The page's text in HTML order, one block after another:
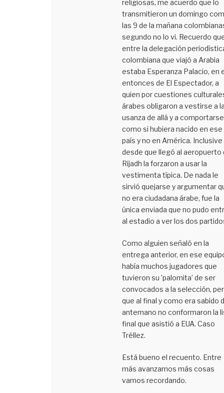
religiosas, me acuerdo que lo
transmitieron un domingo
las 9 de la mañana
segundo no lo vi. Recuerdo
entre la delegación
colombiana que viajó a Arabia
estaba Esperanza Palacio, en
entonces de El Espectador, a
quien por cuestiones
árabes obligaron a vestirse a
usanza de allá y a comportarse
como si hubiera nacido en ese
país y no en América. Inclusive
desde que llegó al aeropuerto
Rijadh la forzaron a usar la
vestimenta típica. De nada le
sirvió quejarse y argumentar
no era ciudadana árabe, fue la
única enviada que no pudo
al estadio a ver los dos
Como alguien señaló en la
entrega anterior, en ese
había muchos jugadores que
tuvieron su ’palomita’ de ser
convocados a la selección,
que al final y como era sabido
antemano no conformaron la
final que asistió a EUA. Caso
Tréllez.
Está bueno el recuento. Entre
más avanzamos más cosas
vamos recordando.